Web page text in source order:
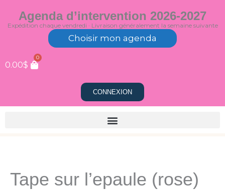
au
Agenda d’intervention 2026-2027
Expédition chaque vendredi · Livraison généralement la semaine suivante
Choisir mon agenda
0.00$
0
CONNEXION
Tape sur l’epaule (rose)